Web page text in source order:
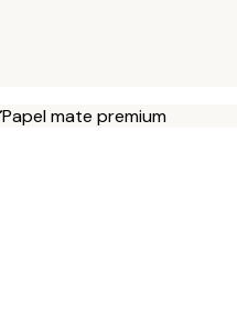
Papel mate premium